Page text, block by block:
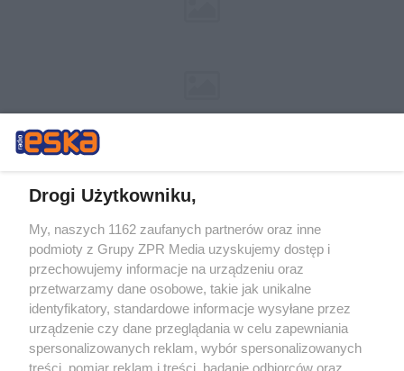
Żaden utwór zamieszczony w serwisie nie może być powielany i
rozpowszechniany lub dalej rozpowszechniany w jakikolwiek sposób (w
tym także elektroniczny lub mechaniczny) na jakimkolwiek polu
eksploatacji w jakiejkolwiek formie, włącznie z umieszczaniem w
Internecie bez pisemnej zgody właściciela praw. Jakiekolwiek użycie lub
wykorzystanie utworów w całości lub w części z naruszeniem prawa,
tzn. bez właściwej zgody, jest zabronione pod groźbą kary i może być
ścigane prawnie.
Drogi Użytkowniku,
My, naszych 1162 zaufanych partnerów oraz inne
podmioty z Grupy ZPR Media uzyskujemy dostęp i
przechowujemy informacje na urządzeniu oraz
przetwarzamy dane osobowe, takie jak unikalne
identyfikatory, standardowe informacje wysyłane przez
urządzenie czy dane przeglądania w celu zapewniania
spersonalizowanych reklam, wybór spersonalizowanych
treści, pomiar reklam i treści, badanie odbiorców oraz